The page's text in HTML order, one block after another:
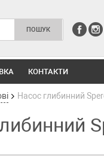
КОНТАКТИ
Насос глибинний